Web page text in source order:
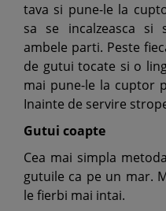
tava si pune-le la
sa se incalzeasca si
ambele parti. Peste
de gutui tocate si o
mai pune-le la cuptor
Inainte de servire
Gutui coapte
Cea mai simpla
gutuile ca pe un mar.
le fierbi mai intai.